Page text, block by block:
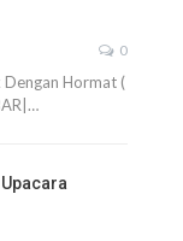
0
Hormat (